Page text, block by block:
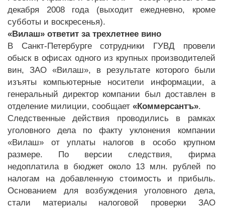
декабря 2008 года (выходит ежедневно, кроме
субботы и воскресенья).
«Вилаш» ответит за трехлетнее вино
В Санкт-Петербурге сотрудники ГУВД провели
обыск в офисах одного из крупных производителей
вин, ЗАО «Вилаш», в результате которого были
изъяты компьютерные носители информации, а
генеральный директор компании был доставлен в
отделение милиции, сообщает «Коммерсантъ».
Следственные действия проводились в рамках
уголовного дела по факту уклонения компании
«Вилаш» от уплаты налогов в особо крупном
размере. По версии следствия, фирма
недоплатила в бюджет около 13 млн. рублей по
налогам на добавленную стоимость и прибыль.
Основанием для возбуждения уголовного дела,
стали материалы налоговой проверки ЗАО